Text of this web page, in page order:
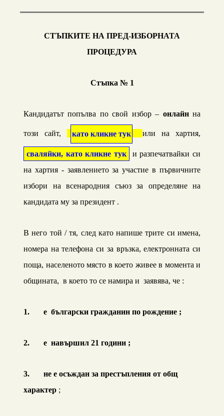
СТЪПКИТЕ НА ПРЕД-ИЗБОРНАТА
ПРОЦЕДУРА
Стъпка № 1
Кандидатът попълва по свой избор – онлайнна
този сайт, като кликне тук или на хартия,
сваляйки, като кликне тук
и разпечатвайки си
на хартия - заявлението за участие в първичните
избори на всенародния съюз за определяне на
кандидата му за президент .
В него той / тя, след като напише трите си имена,
номера на телефона си за връзка, електронната си
поща, населеното място в което живее в момента и
общината, в което то се намира и заявява, че :
1. е български гражданин по рождение ;
2. е навършил 21 години ;
3.
не е осъждан за престъпления от общ
характер ;